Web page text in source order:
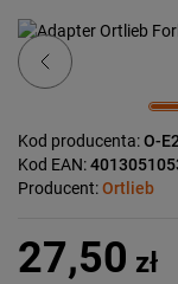
Previous
Kod producenta:O-
Kod EAN:
Producent:Ortlieb
27,50 zł